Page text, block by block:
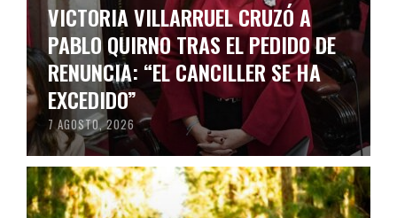
VICTORIA VILLARRUEL CRUZÓ A
PABLO QUIRNO TRAS EL PEDIDO DE
RENUNCIA: “EL CANCILLER SE HA
EXCEDIDO”
7 AGOSTO, 2026